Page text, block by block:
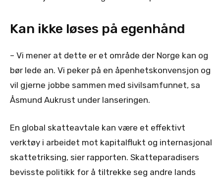
Kan ikke løses på egenhånd
– Vi mener at dette er et område der Norge kan og
bør lede an. Vi peker på en åpenhetskonvensjon og
vil gjerne jobbe sammen med sivilsamfunnet, sa
Åsmund Aukrust under lanseringen.
En global skatteavtale kan være et effektivt
verktøy i arbeidet mot kapitalflukt og internasjonal
skattetriksing, sier rapporten. Skatteparadisers
bevisste politikk for å tiltrekke seg andre lands